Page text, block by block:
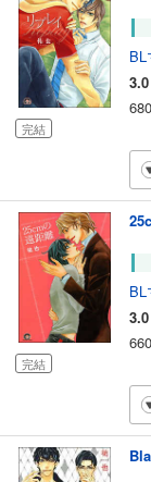
完結
BL
3.0
完結
BL
3.0